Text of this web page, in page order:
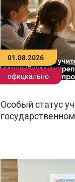
01.08.2026
официально
Особый статус